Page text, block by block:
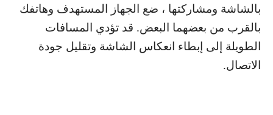
بالشاشة ومشاركتها ، ضع الجهاز المستهدف وهاتفك
بالقرب من بعضهما البعض. قد تؤدي المسافات
الطويلة إلى إبطاء انعكاس الشاشة وتقليل جودة
الاتصال.